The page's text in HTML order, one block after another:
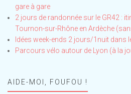
gare à gare
2 jours de randonnée sur le GR42 :
Tournon-sur-Rhône en Ardèche
Idées week-ends 2 jours/1nuit dans
Parcours vélo autour de Lyon (à la
AIDE-MOI, FOUFOU !